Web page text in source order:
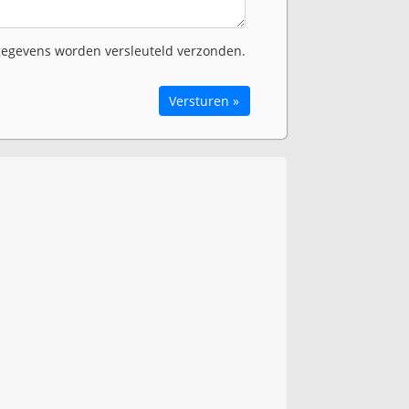
worden versleuteld verzonden.
Versturen »